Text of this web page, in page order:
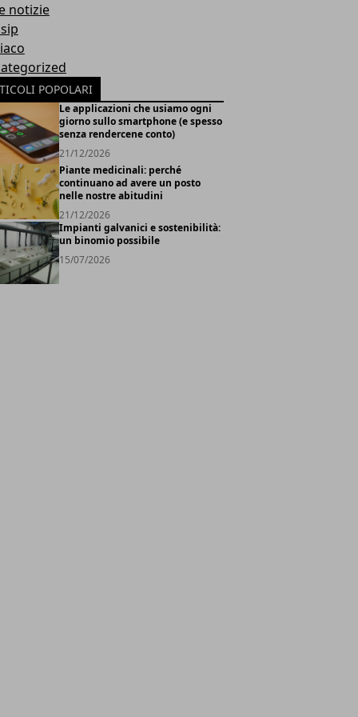
notizie
POPOLARI
Le applicazioni che usiamo ogni
giorno sullo smartphone (e spesso
senza rendercene conto)
21/12/2026
Piante medicinali: perché
continuano ad avere un posto
nelle nostre abitudini
21/12/2026
Impianti galvanici e sostenibilità:
un binomio possibile
15/07/2026